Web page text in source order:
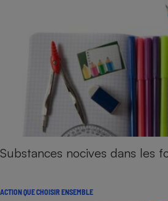
Substances nocives dans les
ACTION QUE CHOISIR ENSEMBLE